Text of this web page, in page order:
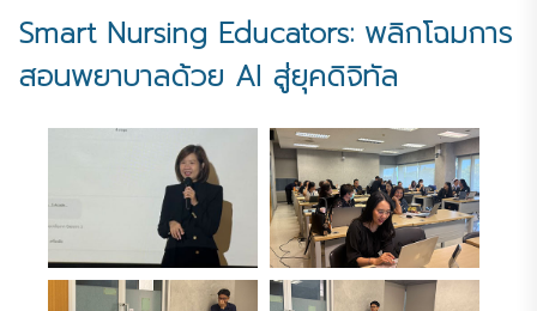
Smart Nursing Educators: พลิกโฉมการ
สอนพยาบาลด้วย AI สู่ยุคดิจิทัล